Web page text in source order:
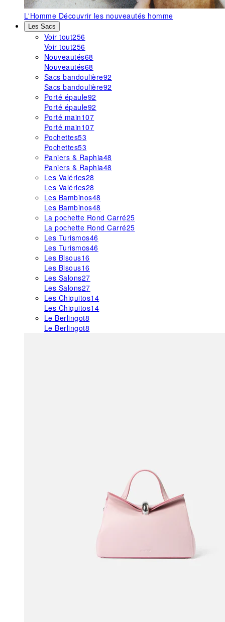
L'Homme Découvrir les nouveautés homme
Les Sacs
Voir tout256
Voir tout256
Nouveautés68
Nouveautés68
Sacs bandoulière92
Sacs bandoulière92
Porté épaule92
Porté épaule92
Porté main107
Porté main107
Pochettes53
Pochettes53
Paniers & Raphia48
Paniers & Raphia48
Les Valéries28
Les Valéries28
Les Bambinos48
Les Bambinos48
La pochette Rond Carré25
La pochette Rond Carré25
Les Turismos46
Les Turismos46
Les Bisous16
Les Bisous16
Les Salons27
Les Salons27
Les Chiquitos14
Les Chiquitos14
Le Berlingot8
Le Berlingot8